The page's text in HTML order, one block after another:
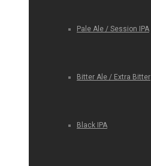
Pale Ale / Session IPA
Bitter Ale / Extra Bitter
Black IPA